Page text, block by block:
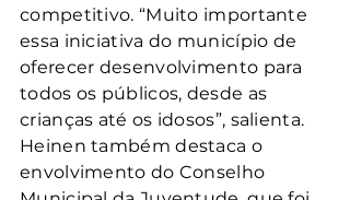
competitivo. “Muito importante
essa iniciativa do município de
oferecer desenvolvimento para
todos os públicos, desde as
crianças até os idosos”, salienta.
Heinen também destaca o
envolvimento do Conselho